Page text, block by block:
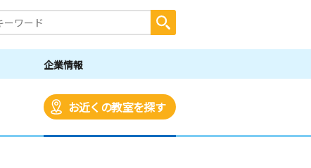
企業情報
お近くの教室を探す